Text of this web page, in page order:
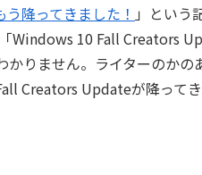
う降ってきました！ 」という
Windows 10 Fall Creators
かりません。ライターのか
Creators Updateが降ってき